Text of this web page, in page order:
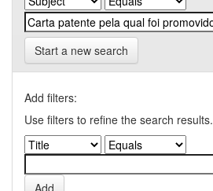
Start a new search
Add filters:
Use filters to refine the search results.